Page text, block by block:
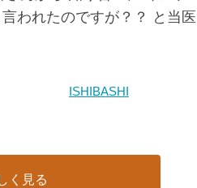
われたのですが？？ と当医
ISHIBASHI
く見る